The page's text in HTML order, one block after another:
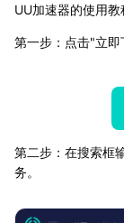
UU加速器的使用教
第一步：点击"立即
第二步：在搜索框
务。